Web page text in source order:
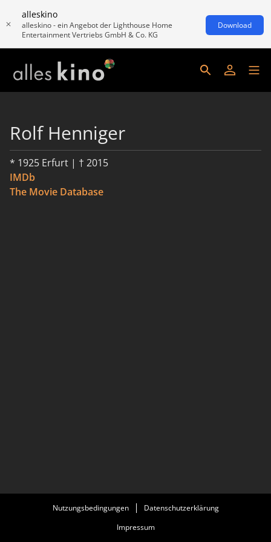
alleskino
alleskino - ein Angebot der Lighthouse Home
Entertainment Vertriebs GmbH & Co. KG
Download
Rolf Henniger
* 1925 Erfurt | † 2015
IMDb
The Movie Database
Nutzungsbedingungen
Datenschutzerklärung
Impressum